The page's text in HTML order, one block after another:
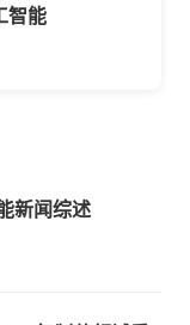
智能
新闻综述